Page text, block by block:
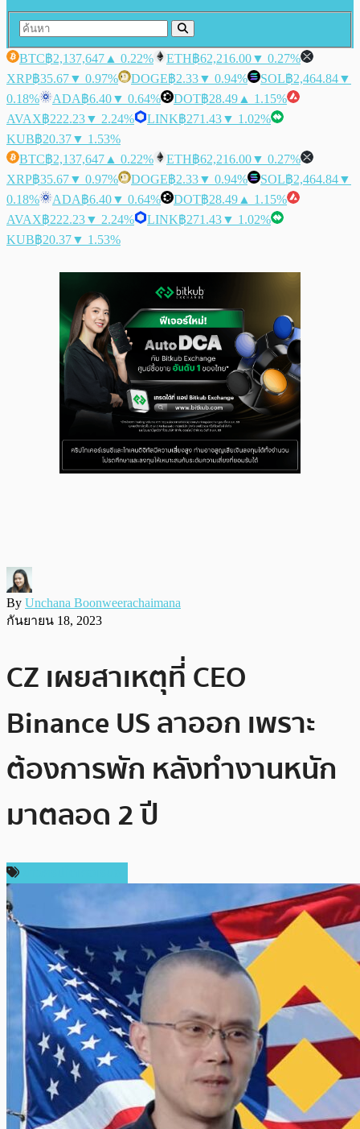
BTC฿2,137,647 ▲ 0.22% ETH฿62,216.00▼ 0.27%
XRP฿35.67▼ 0.97% DOGE฿2.33▼ 0.94% SOL฿2,464.84▼
0.18%
ADA฿6.40▼ 0.64% DOT฿28.49 ▲ 1.15%
AVAX฿222.23▼ 2.24% LINK฿271.43▼ 1.02%
KUB฿20.37▼ 1.53%
BTC฿2,137,647 ▲ 0.22% ETH฿62,216.00▼ 0.27%
XRP฿35.67▼ 0.97% DOGE฿2.33▼ 0.94% SOL฿2,464.84▼
0.18%
ADA฿6.40▼ 0.64% DOT฿28.49 ▲ 1.15%
AVAX฿222.23▼ 2.24% LINK฿271.43▼ 1.02%
KUB฿20.37▼ 1.53%
By Unchana Boonweerachaimana
กันยายน 18, 2023
CZ เผยสาเหตุที่ CEO
Binance US ลาออก เพราะ
ต้องการพัก หลังทำงานหนัก
มาตลอด 2 ปี